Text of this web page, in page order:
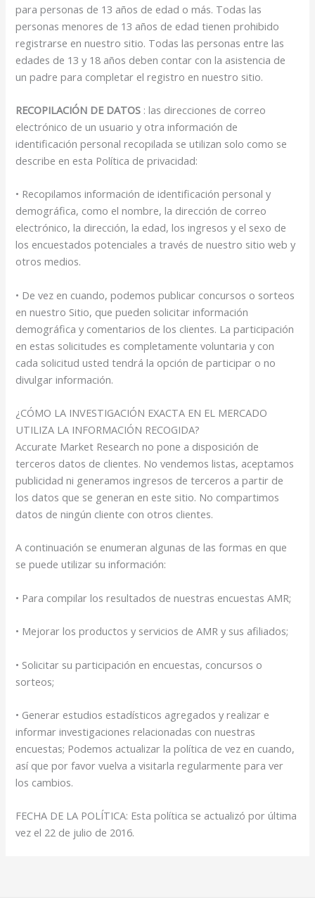
para personas de 13 años de edad o más. Todas las
personas menores de 13 años de edad tienen prohibido
registrarse en nuestro sitio. Todas las personas entre las
edades de 13 y 18 años deben contar con la asistencia de
un padre para completar el registro en nuestro sitio.
RECOPILACIÓN DE DATOS : las direcciones de correo
electrónico de un usuario y otra información de
identificación personal recopilada se utilizan solo como se
describe en esta Política de privacidad:
• Recopilamos información de identificación personal y
demográfica, como el nombre, la dirección de correo
electrónico, la dirección, la edad, los ingresos y el sexo de
los encuestados potenciales a través de nuestro sitio web y
otros medios.
• De vez en cuando, podemos publicar concursos o sorteos
en nuestro Sitio, que pueden solicitar información
demográfica y comentarios de los clientes. La participación
en estas solicitudes es completamente voluntaria y con
cada solicitud usted tendrá la opción de participar o no
divulgar información.
¿CÓMO LA INVESTIGACIÓN EXACTA EN EL MERCADO
UTILIZA LA INFORMACIÓN RECOGIDA?
Accurate Market Research no pone a disposición de
terceros datos de clientes. No vendemos listas, aceptamos
publicidad ni generamos ingresos de terceros a partir de
los datos que se generan en este sitio. No compartimos
datos de ningún cliente con otros clientes.
A continuación se enumeran algunas de las formas en que
se puede utilizar su información:
• Para compilar los resultados de nuestras encuestas AMR;
• Mejorar los productos y servicios de AMR y sus afiliados;
• Solicitar su participación en encuestas, concursos o
sorteos;
• Generar estudios estadísticos agregados y realizar e
informar investigaciones relacionadas con nuestras
encuestas; Podemos actualizar la política de vez en cuando,
así que por favor vuelva a visitarla regularmente para ver
los cambios.
FECHA DE LA POLÍTICA: Esta política se actualizó por última
vez el 22 de julio de 2016.